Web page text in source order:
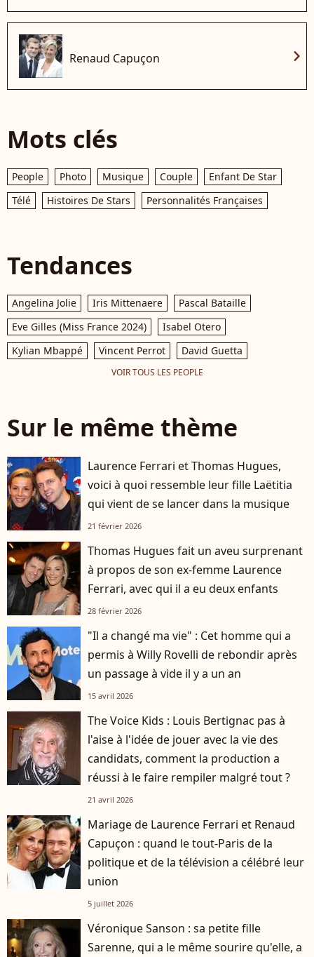
Renaud Capuçon chevron_right
Mots clés
People Photo Musique Couple
Enfant De Star
Télé
Histoires De Stars Personnalités Françaises
Tendances
Angelina Jolie Iris Mittenaere
Pascal Bataille
Eve Gilles (Miss France 2024)
Isabel Otero
Kylian Mbappé
Vincent Perrot David Guetta
VOIR TOUS LES PEOPLE
Sur le même thème
Laurence Ferrari et Thomas Hugues,
voici à quoi ressemble leur fille Laëtitia
qui vient de se lancer dans la musique
21 février 2026
Thomas Hugues fait un aveu surprenant
à propos de son ex-femme Laurence
Ferrari, avec qui il a eu deux enfants
28 février 2026
"Il a changé ma vie" : Cet homme qui a
permis à Willy Rovelli de rebondir après
un passage à vide il y a un an
15 avril 2026
The Voice Kids : Louis Bertignac pas à
l'aise à l'idée de jouer avec la vie des
candidats, comment la production a
réussi à le faire rempiler malgré tout ?
21 avril 2026
Mariage de Laurence Ferrari et Renaud
Capuçon : quand le tout-Paris de la
politique et de la télévision a célébré leur
union
5 juillet 2026
Véronique Sanson : sa petite fille
Sarenne, qui a le même sourire qu'elle, a